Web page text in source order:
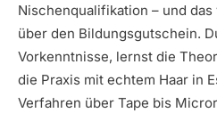
Nischenqualifikation – und
über den Bildungsgutschein.
Vorkenntnisse, lernst die
die Praxis mit echtem Haar in
Verfahren über Tape bis